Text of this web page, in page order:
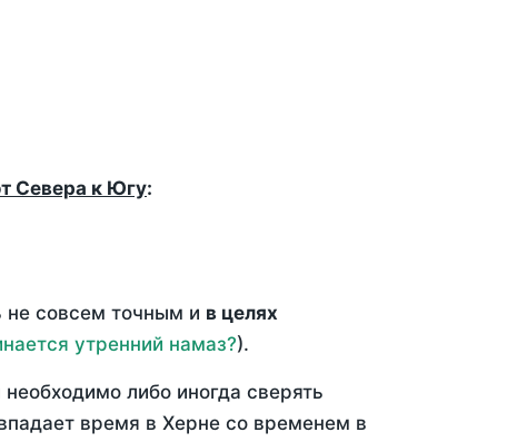
Севера к Югу:
не совсем точным и в целях
утренний намаз?).
либо иногда сверять
время в Херне со временем в